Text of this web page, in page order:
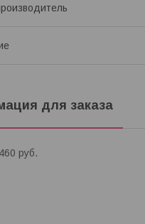
для заказа
руб.